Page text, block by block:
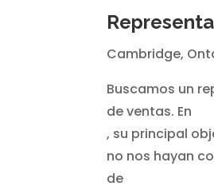
Cambridge,
Buscamos un
de ventas. En
, su principal
no nos hayan
de